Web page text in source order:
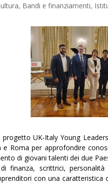
, Bandi e finanziamenti,
UK-Italy Young
Roma per approfondire
di giovani talenti dei due
finanza, scrittrici,
con una